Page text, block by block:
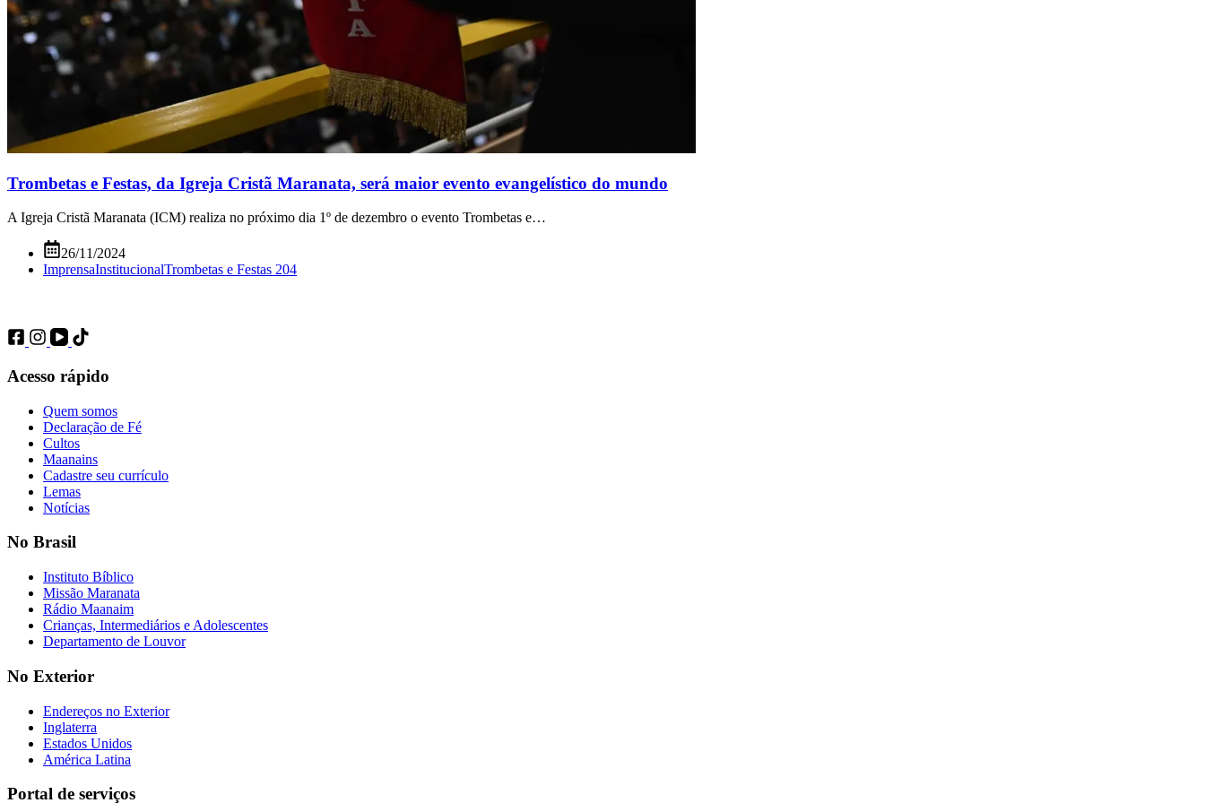
Trombetas e Festas, da Igreja Cristã Maranata, será maior evento evangelístico do mundo
A Igreja Cristã Maranata (ICM) realiza no próximo dia 1º de dezembro o evento Trombetas e…
26/11/2024
ImprensaInstitucionalTrombetas e Festas 204
Acesso rápido
Quem somos
Declaração de Fé
Cultos
Maanains
Cadastre seu currículo
Lemas
Notícias
No Brasil
Instituto Bíblico
Missão Maranata
Rádio Maanaim
Crianças, Intermediários e Adolescentes
Departamento de Louvor
No Exterior
Endereços no Exterior
Inglaterra
Estados Unidos
América Latina
Portal de serviços